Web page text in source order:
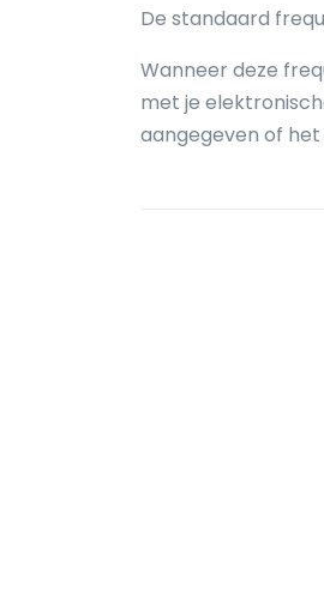
De standaard
Wanneer deze
met je
aangegeven of